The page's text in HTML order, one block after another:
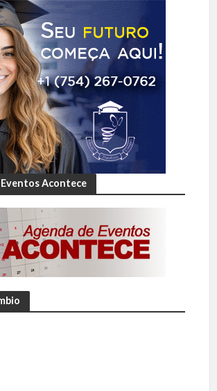
Acontece